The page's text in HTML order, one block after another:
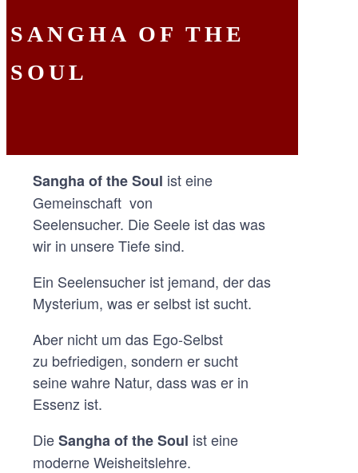
SANGHA OF THE
SOUL
Sangha of the Soul ist eine
Gemeinschaft von
Seelensucher. Die Seele ist das was
wir in unsere Tiefe sind.
Ein Seelensucher ist jemand, der das
Mysterium, was er selbst ist sucht.
Aber nicht um das Ego-Selbst
zu befriedigen, sondern er sucht
seine wahre Natur, dass was er in
Essenz ist.
DieSangha of the Soul ist eine
moderne Weisheitslehre.